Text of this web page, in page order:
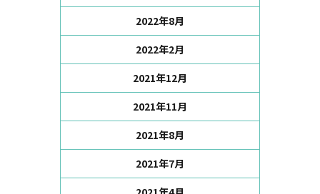
2022年8月
2022年2月
2021年12月
2021年11月
2021年8月
2021年7月